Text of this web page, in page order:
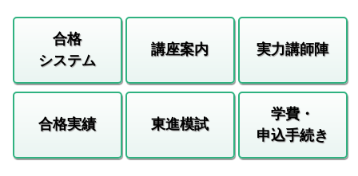
合格
システム
講座案内 実力講師陣
合格実績 東進模試
学費・
申込手続き